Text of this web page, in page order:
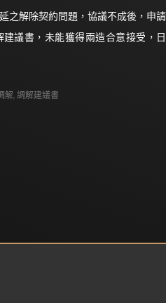
之解除契約問題，協議不成後，申請
議書，未能獲得兩造合意接受，日
解,調解建議書